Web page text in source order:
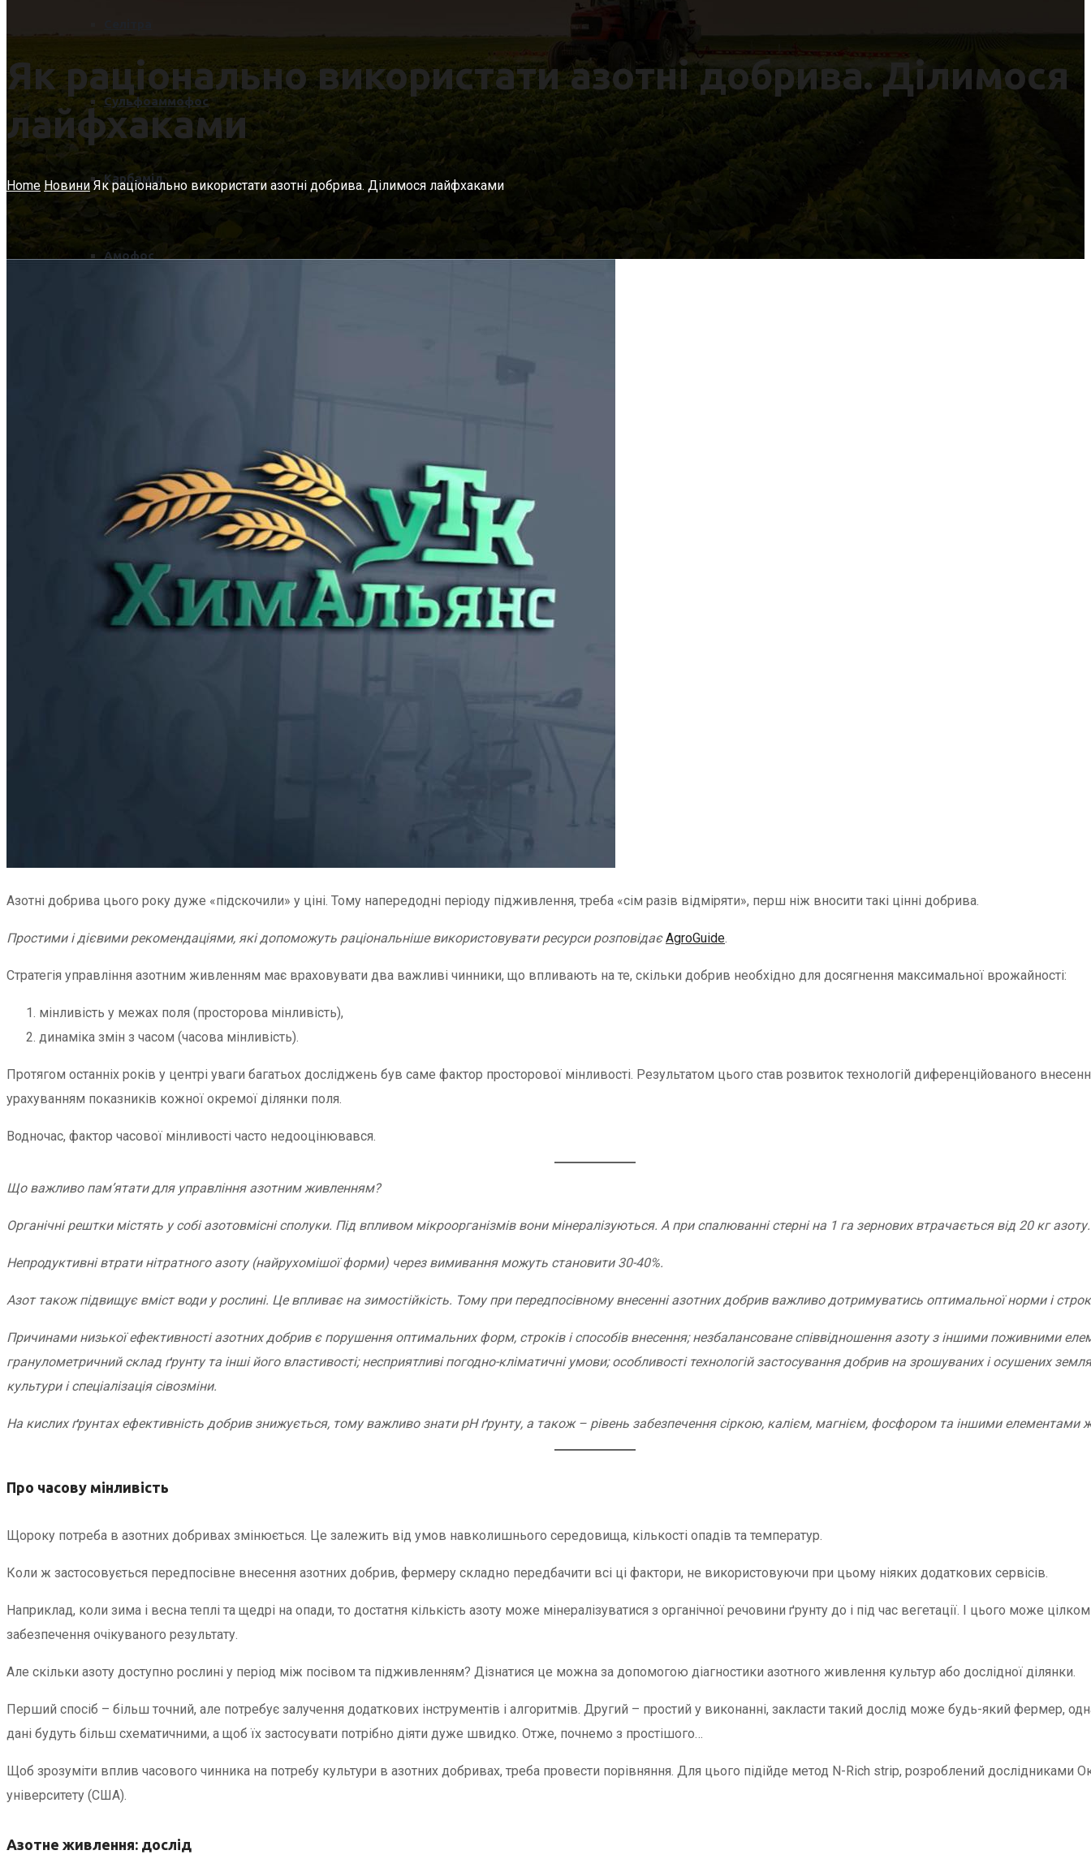
Сульфоаммофос
Карбамід
Амофос
Контакти
Як раціонально використати азотні добрива. Ділимося
лайфхаками
Home Новини Як раціонально використати азотні добрива. Ділимося лайфхаками
Азотні добрива цього року дуже «підскочили» у ціні. Тому напередодні періоду підживлення, треба «сім разів відміряти», перш ніж вносити такі цінні добрива.
Простими і дієвими рекомендаціями, які допоможуть раціональніше використовувати ресурси розповідає AgroGuide.
Стратегія управління азотним живленням має враховувати два важливі чинники, що впливають на те, скільки добрив необхідно для досягнення максимальної врожайності:
мінливість у межах поля (просторова мінливість),
динаміка змін з часом (часова мінливість).
Протягом останніх років у центрі уваги багатьох досліджень був саме фактор просторової мінливості. Результатом цього став розвиток технологій диференційованого
урахуванням показників кожної окремої ділянки поля.
Водночас, фактор часової мінливості часто недооцінювався.
Що важливо пам’ятати для управління азотним живленням?
Органічні рештки містять у собі азотовмісні сполуки. Під впливом мікроорганізмів вони мінералізуються. А при спалюванні стерні на 1 га зернових втрачається від 20 кг азоту.
Непродуктивні втрати нітратного азоту (найрухомішої форми) через вимивання можуть становити 30-40%.
Азот також підвищує вміст води у рослині. Це впливає на зимостійкість. Тому при передпосівному внесенні азотних добрив важливо дотримуватись оптимальної норми і
Причинами низької ефективності азотних добрив є порушення оптимальних форм, строків і способів внесення; незбалансоване співвідношення азоту з іншими поживними
гранулометричний склад ґрунту та інші його властивості; несприятливі погодно-кліматичні умови; особливості технологій застосування добрив на зрошуваних і осушених
культури і спеціалізація сівозміни.
На кислих ґрунтах ефективність добрив знижується, тому важливо знати рН ґрунту, а також – рівень забезпечення сіркою, калієм, магнієм, фосфором та іншими елементами
Про часову мінливість
Щороку потреба в азотних добривах змінюється. Це залежить від умов навколишнього середовища, кількості опадів та температур.
Коли ж застосовується передпосівне внесення азотних добрив, фермеру складно передбачити всі ці фактори, не використовуючи при цьому ніяких додаткових сервісів.
Наприклад, коли зима і весна теплі та щедрі на опади, то достатня кількість азоту може мінералізуватися з органічної речовини ґрунту до і під час вегетації. І цього може
забезпечення очікуваного результату.
Але скільки азоту доступно рослині у період між посівом та підживленням? Дізнатися це можна за допомогою діагностики азотного живлення культур або дослідної ділянки.
Перший спосіб – більш точний, але потребує залучення додаткових інструментів і алгоритмів. Другий – простий у виконанні, закласти такий дослід може будь-який фермер,
дані будуть більш схематичними, а щоб їх застосувати потрібно діяти дуже швидко. Отже, почнемо з простішого…
Щоб зрозуміти вплив часового чинника на потребу культури в азотних добривах, треба провести порівняння. Для цього підійде метод N-Rich strip, розроблений дослідниками
університету (США).
Азотне живлення: дослід